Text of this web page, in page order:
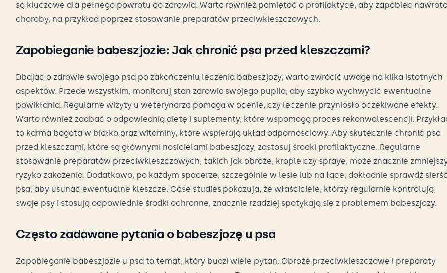
są kluczowe dla pełnego powrotu do zdrowia. Warto również pamiętać o profilaktyce, aby zapobiec
choroby, na przykład poprzez stosowanie preparatów przeciwkleszczowych.
Zapobieganie babeszjozie: Jak chronić psa przed kleszczami?
Dbając o zdrowie swojego psa po zakończeniu leczenia babeszjozy, warto zwrócić uwagę na kilka istotnych
aspektów. Przede wszystkim, monitoruj stan zdrowia swojego pupila, aby szybko wychwycić ewentualne
powikłania. Regularne wizyty u weterynarza pomogą w ocenie, czy leczenie przyniosło oczekiwane efekty.
Warto również zadbać o odpowiednią dietę i suplementy, które wspomogą proces rekonwalescencji.
to karma bogata w białko oraz witaminy, które wspierają układ odpornościowy. Aby skutecznie chronić psa
przed kleszczami, które są głównymi nosicielami babeszjozy, zastosuj środki profilaktyczne. Regularne
stosowanie preparatów przeciwkleszczowych, takich jak obroże, krople czy spraye, może znacznie
ryzyko zakażenia. Dodatkowo, po każdym spacerze, szczególnie w lesie lub na łące, dokładnie sprawdź
psa, aby usunąć ewentualne kleszcze. Case studies pokazują, że właściciele, którzy regularnie kontrolują
swoje psy i stosują odpowiednie środki ochronne, znacznie rzadziej spotykają się z problemem babeszjozy.
Często zadawane pytania o babeszjozę u psa
Zapobieganie babeszjozie u psa to temat, który budzi wiele pytań. Obroże przeciwkleszczowe i preparaty